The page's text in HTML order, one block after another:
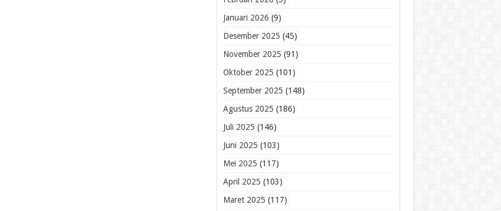
Januari 2026 (9)
Desember 2025 (45)
November 2025 (91)
Oktober 2025 (101)
September 2025 (148)
Agustus 2025 (186)
Juli 2025 (146)
Juni 2025 (103)
Mei 2025 (117)
April 2025 (103)
Maret 2025 (117)